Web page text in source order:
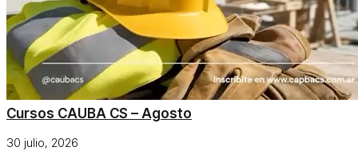
Cursos CAUBA CS – Agosto
30 julio, 2026